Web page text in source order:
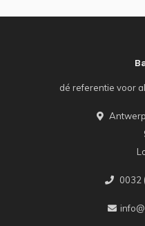
dé referentie voor
0032